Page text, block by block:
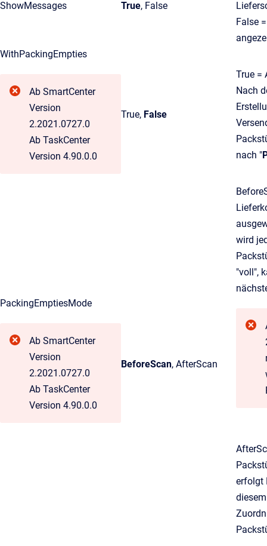
ShowMessages True, False
False
WithPackingEmpties
Ab SmartCenter
Version
2.2021.0727.0
Ab TaskCenter
Version 4.90.0.0
True, False
True =
Nach
nach "
PackingEmptiesMode
Ab SmartCenter
Version
2.2021.0727.0
Ab TaskCenter
Version 4.90.0.0
BeforeScan, AfterScan
wird
"voll",
erfolgt